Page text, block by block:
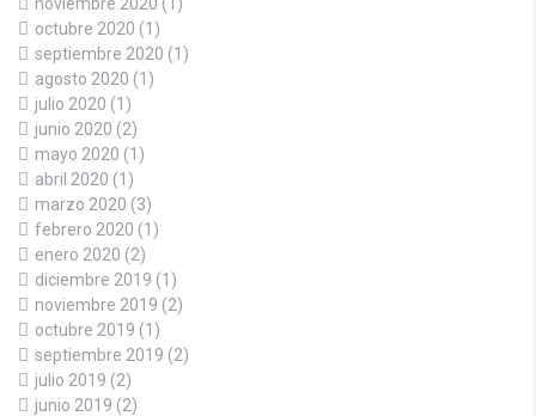
octubre 2020 (1)
septiembre 2020 (1)
agosto 2020 (1)
julio 2020 (1)
junio 2020 (2)
mayo 2020 (1)
abril 2020 (1)
marzo 2020 (3)
febrero 2020 (1)
enero 2020 (2)
diciembre 2019 (1)
noviembre 2019 (2)
octubre 2019 (1)
septiembre 2019 (2)
julio 2019 (2)
junio 2019 (2)